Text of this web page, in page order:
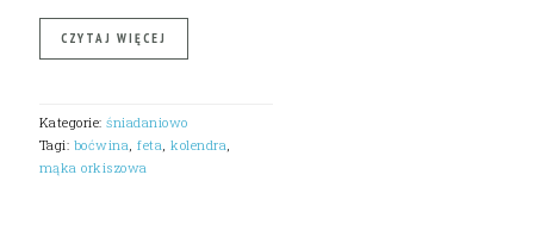
CZYTAJ WIĘCEJ
Kategorie:śniadaniowo
Tagi: boćwina,feta,kolendra,
mąka orkiszowa